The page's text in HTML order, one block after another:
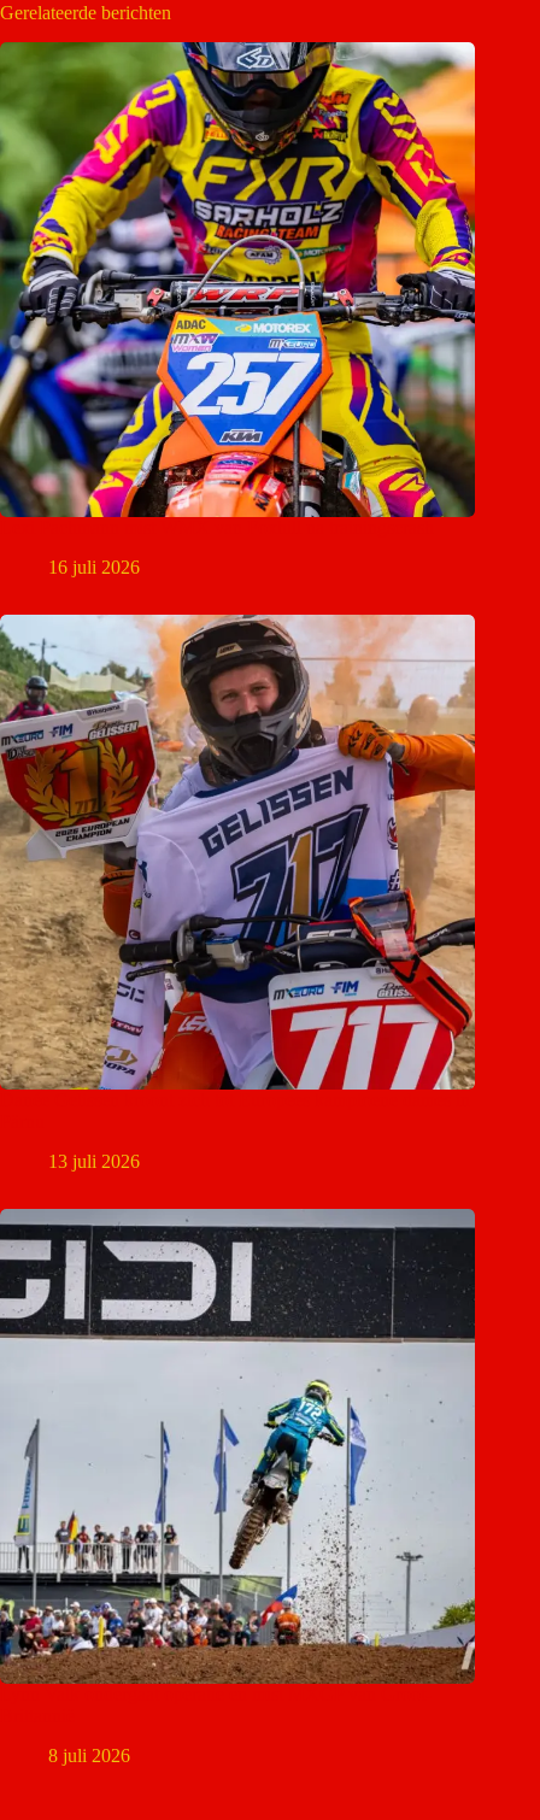
Gerelateerde berichten
16 juli 2026
13 juli 2026
8 juli 2026